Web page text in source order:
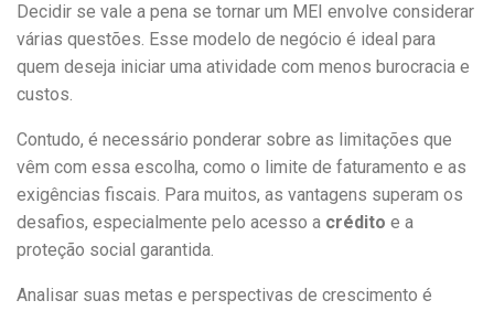
Decidir se vale a pena se tornar um MEI envolve considerar
várias questões. Esse modelo de negócio é ideal para
quem deseja iniciar uma atividade com menos burocracia e
custos.
Contudo, é necessário ponderar sobre as limitações que
vêm com essa escolha, como o limite de faturamento e as
exigências fiscais. Para muitos, as vantagens superam os
desafios, especialmente pelo acesso a crédito e a
proteção social garantida.
Analisar suas metas e perspectivas de crescimento é